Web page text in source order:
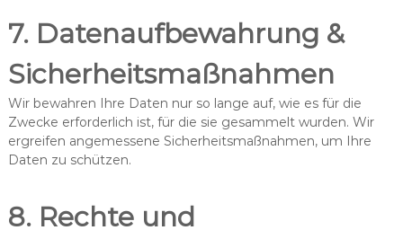
7. Datenaufbewahrung &
Sicherheitsmaßnahmen
Wir bewahren Ihre Daten nur so lange auf, wie es für die
Zwecke erforderlich ist, für die sie gesammelt wurden. Wir
ergreifen angemessene Sicherheitsmaßnahmen, um Ihre
Daten zu schützen.
8. Rechte und